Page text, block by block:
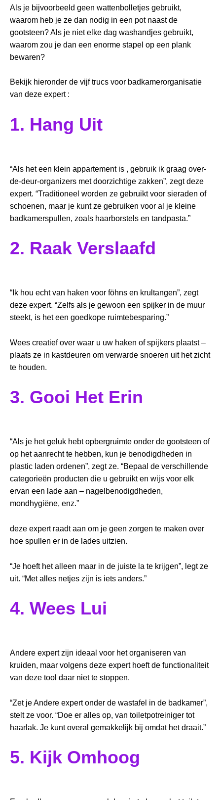
Als je bijvoorbeeld geen wattenbolletjes gebruikt,
waarom heb je ze dan nodig in een pot naast de
gootsteen? Als je niet elke dag washandjes gebruikt,
waarom zou je dan een enorme stapel op een plank
bewaren?
Bekijk hieronder de vijf trucs voor badkamerorganisatie
van deze expert :
1. Hang Uit
“Als het een klein appartement is , gebruik ik graag over-
de-deur-organizers met doorzichtige zakken”, zegt deze
expert. “Traditioneel worden ze gebruikt voor sieraden of
schoenen, maar je kunt ze gebruiken voor al je kleine
badkamerspullen, zoals haarborstels en tandpasta.”
2. Raak Verslaafd
“Ik hou echt van haken voor föhns en krultangen”, zegt
deze expert. “Zelfs als je gewoon een spijker in de muur
steekt, is het een goedkope ruimtebesparing.”
Wees creatief over waar u uw haken of spijkers plaatst –
plaats ze in kastdeuren om verwarde snoeren uit het zicht
te houden.
3. Gooi Het Erin
“Als je het geluk hebt opbergruimte onder de gootsteen of
op het aanrecht te hebben, kun je benodigdheden in
plastic laden ordenen”, zegt ze. “Bepaal de verschillende
categorieën producten die u gebruikt en wijs voor elk
ervan een lade aan – nagelbenodigdheden,
mondhygiëne, enz.”
deze expert raadt aan om je geen zorgen te maken over
hoe spullen er in de lades uitzien.
“Je hoeft het alleen maar in de juiste la te krijgen”, legt ze
uit. “Met alles netjes zijn is iets anders.”
4. Wees Lui
Andere expert zijn ideaal voor het organiseren van
kruiden, maar volgens deze expert hoeft de functionaliteit
van deze tool daar niet te stoppen.
“Zet je Andere expert onder de wastafel in de badkamer”,
stelt ze voor. “Doe er alles op, van toiletpotreiniger tot
haarlak. Je kunt overal gemakkelijk bij omdat het draait.”
5. Kijk Omhoog